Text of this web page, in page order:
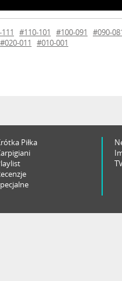
#110-101 #100-091
#090-
#020-011 #010-001
Piłka